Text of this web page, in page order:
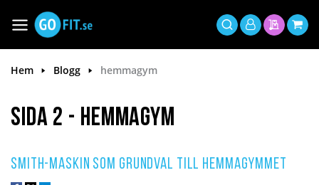
innehållet
Växla
Nav
Sök
Mitt
Min Min
Hem Blogg hemmagym
Sida 2 - hemmagym
Smith-maskin som grundval till hemmagymmet